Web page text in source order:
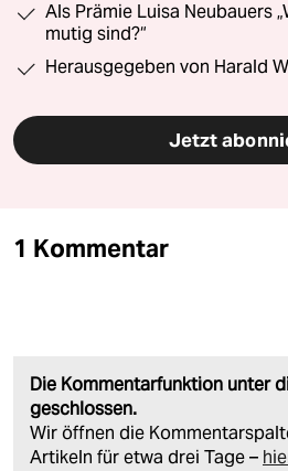
Als Prämie Luisa Neubauers
mutig sind?“
Herausgegeben von Harald
Jetzt
1 Kommentar
Die Kommentarfunktion unter
geschlossen.
Wir öffnen die
Artikeln für etwa drei Tage –